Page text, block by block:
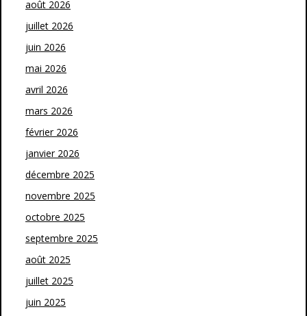
août 2026
juillet 2026
juin 2026
mai 2026
avril 2026
mars 2026
février 2026
janvier 2026
décembre 2025
novembre 2025
octobre 2025
septembre 2025
août 2025
juillet 2025
juin 2025